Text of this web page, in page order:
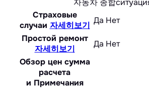
자동차 종합
Страховые
случаи 자세히보기 Да Нет
Простой ремонт
자세히보기
Да Нет
Обзор цен сумма
расчета
и Примечания